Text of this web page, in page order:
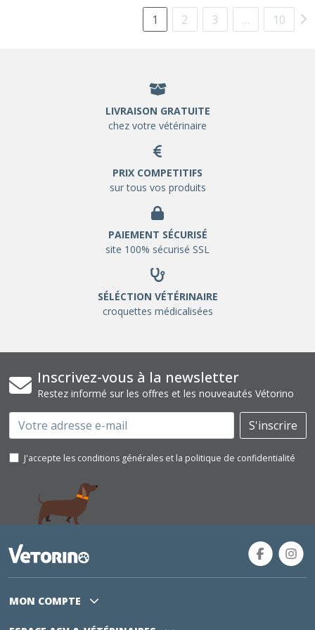
1 2 3 … 10
LIVRAISON GRATUITE
chez votre vétérinaire
PRIX COMPETITIFS
sur tous vos produits
PAIEMENT SÉCURISÉ
site 100% sécurisé SSL
SÉLÉCTION VÉTÉRINAIRE
croquettes médicalisées
Inscrivez-vous à la newsletter
Restez informé sur les offres et les nouveautés Vétorino
Email S'inscrire
J'accepte les conditions générales et la politique de confidentialité
MON COMPTE